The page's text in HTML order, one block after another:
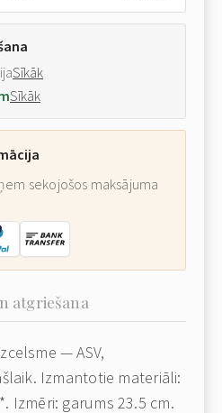
Sīkāk
Sīkāk
sekojošos maksājuma
atgriešana
— ASV,
Izmantotie materiāli:
Izmēri: garums 23.5 cm.